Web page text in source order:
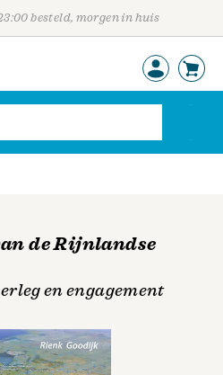
besteld, morgen in huis
de Rijnlandse
en engagement